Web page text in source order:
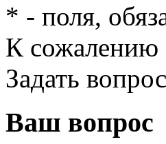
* - поля,
К сожалению
Задать вопрос
Ваш вопрос